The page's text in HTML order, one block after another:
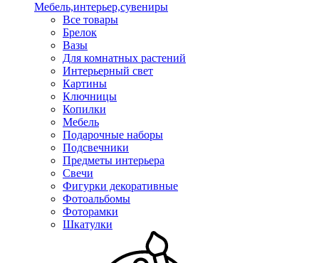
Мебель,интерьер,сувениры
Все товары
Брелок
Вазы
Для комнатных растений
Интерьерный свет
Картины
Ключницы
Копилки
Мебель
Подарочные наборы
Подсвечники
Предметы интерьера
Свечи
Фигурки декоративные
Фотоальбомы
Фоторамки
Шкатулки